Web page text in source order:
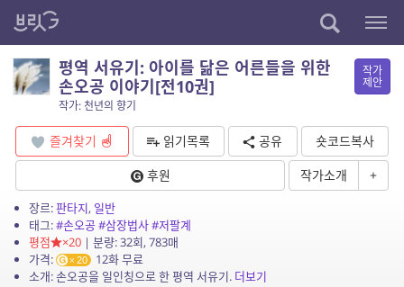
평역 서유기: 아이를 닮은 어른들을 위한
손오공 이야기[전10권]
작가: 천년의 향기
작가
제안
즐겨찾기 읽기목록 공유
숏코드복사
후원
작가소개 +
장르:판타지, 일반
태그:#손오공#삼장법사#저팔계
평점
×20| 분량: 32회, 783매
가격:
20
12화 무료
소개: 손오공을 일인칭으로 한 평역 서유기. 더보기